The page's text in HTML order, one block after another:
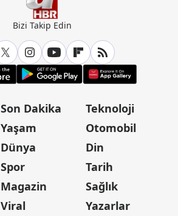
Bizi Takip Edin
Son Dakika
Yaşam
Dünya
Spor
Magazin
Viral
Teknoloji
Otomobil
Din
Tarih
Sağlık
Yazarlar